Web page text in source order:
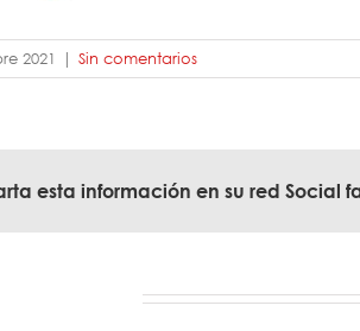
2021 | Sin comentarios
esta información en su red Social